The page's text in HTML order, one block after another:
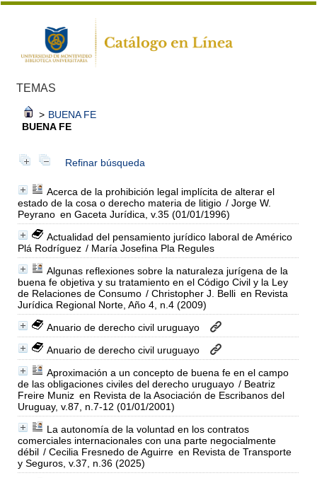
TEMAS
> BUENA FE
BUENA FE
Refinar búsqueda
Acerca de la prohibición legal implícita de alterar el
estado de la cosa o derecho materia de litigio / Jorge W.
Peyrano en Gaceta Jurídica, v.35 (01/01/1996)
Actualidad del pensamiento jurídico laboral de Américo
Plá Rodríguez / María Josefina Pla Regules
Algunas reflexiones sobre la naturaleza jurígena de la
buena fe objetiva y su tratamiento en el Código Civil y la Ley
de Relaciones de Consumo / Christopher J. Belli en Revista
Jurídica Regional Norte, Año 4, n.4 (2009)
Anuario de derecho civil uruguayo
Anuario de derecho civil uruguayo
Aproximación a un concepto de buena fe en el campo
de las obligaciones civiles del derecho uruguayo / Beatriz
Freire Muniz en Revista de la Asociación de Escribanos del
Uruguay, v.87, n.7-12 (01/01/2001)
La autonomía de la voluntad en los contratos
comerciales internacionales con una parte negocialmente
débil / Cecilia Fresnedo de Aguirre en Revista de Transporte
y Seguros, v.37, n.36 (2025)